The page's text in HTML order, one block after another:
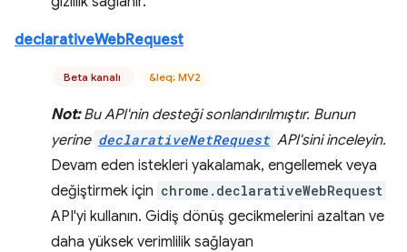
declarativeWebRequest
Beta kanalı &leq; MV2
Not:Bu API'nin desteği sonlandırılmıştır. Bunun
yerine declarativeNetRequest API'sini inceleyin.
Devam eden istekleri yakalamak, engellemek veya
değiştirmek için chrome.declarativeWebRequest
API'yi kullanın. Gidiş dönüş gecikmelerini azaltan ve
daha yüksek verimlilik sağlayan